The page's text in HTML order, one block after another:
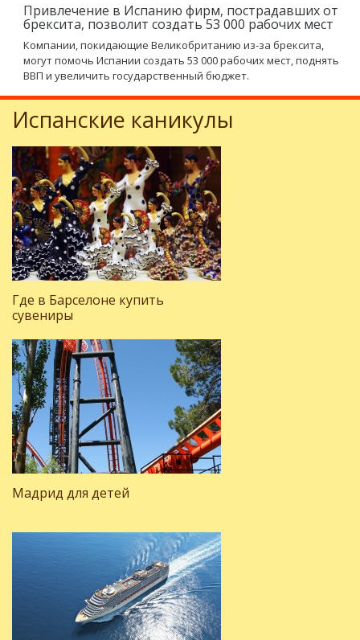
Привлечение в Испанию фирм, пострадавших от
брексита, позволит создать 53 000 рабочих мест
Компании, покидающие Великобританию из-за брексита,
могут помочь Испании создать 53 000 рабочих мест, поднять
ВВП и увеличить государственный бюджет.
Испанские каникулы
Где в Барселоне купить
сувениры
Мадрид для детей